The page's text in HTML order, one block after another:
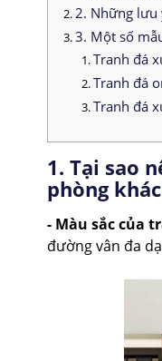
2. Những lưu
3. Một số
Tranh đá
Tranh đá
Tranh đá
1. Tại sao
phòng
- Màu sắc của
đường vân đa